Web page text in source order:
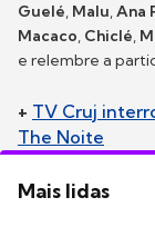
Guelé, Malu,Ana
Macaco, Chiclé,
e relembre a
+ TV Cruj
The Noite
Mais lidas